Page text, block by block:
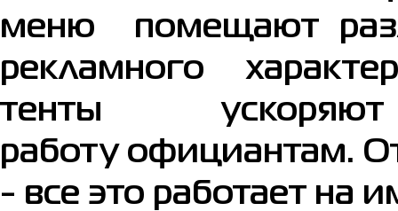
меню помещают
рекламного
тенты
работу официантам.
- все это работает на